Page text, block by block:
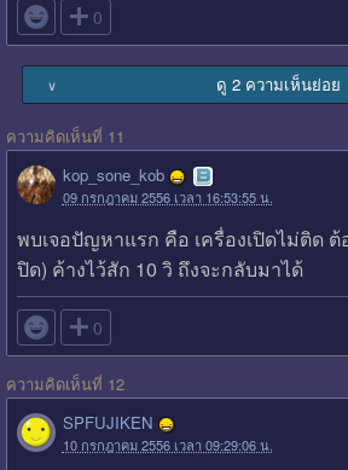
 0
∨ ดู 2 ความเห็นย่อย
ความคิดเห็นที่ 11
kop_sone_kob
09 กรกฎาคม 2556 เวลา 16:53:55 น.
พบเจอปัญหาแรก คือ เครื่องเปิดไม่ติด ต้
ปิด) ค้างไว้สัก 10 วิ ถึงจะกลับมาได้
 0
ความคิดเห็นที่ 12
SPFUJIKEN
10 กรกฎาคม 2556 เวลา 09:29:06 น.